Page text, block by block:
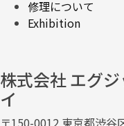
修理について
Exhibition
株式会社 エグ
イ
〒150-0012 東京都渋谷